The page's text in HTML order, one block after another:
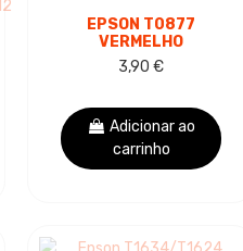
EPSON T0877
VERMELHO
CARTUCHO DE TINTA
GENÉRICO -
C13T08774010
3,90 €
Adicionar ao
carrinho